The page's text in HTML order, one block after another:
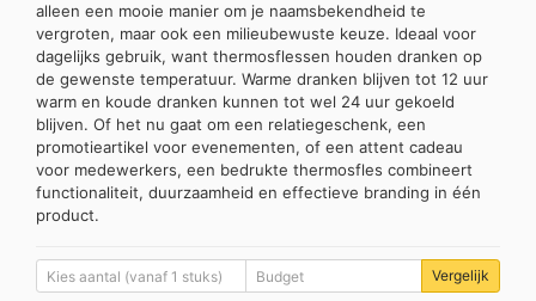
alleen een mooie manier om je naamsbekendheid te
vergroten, maar ook een milieubewuste keuze. Ideaal voor
dagelijks gebruik, want thermosflessen houden dranken op
de gewenste temperatuur. Warme dranken blijven tot 12 uur
warm en koude dranken kunnen tot wel 24 uur gekoeld
blijven. Of het nu gaat om een relatiegeschenk, een
promotieartikel voor evenementen, of een attent cadeau
voor medewerkers, een bedrukte thermosfles combineert
functionaliteit, duurzaamheid en effectieve branding in één
product.
Vergelijk